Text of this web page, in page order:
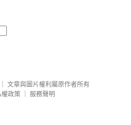
文章與圖片權利屬原作者所有
權政策
服務聲明